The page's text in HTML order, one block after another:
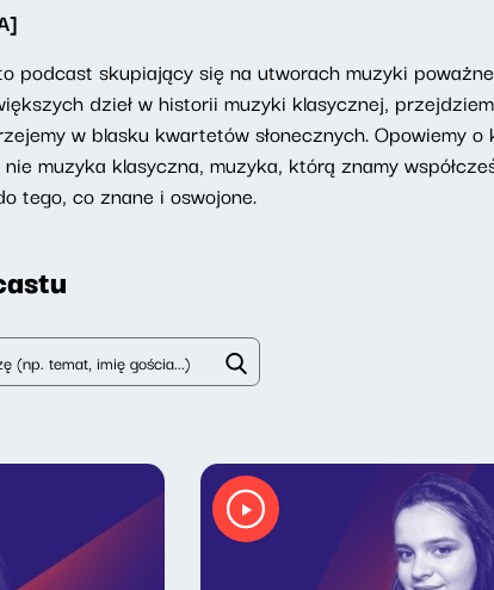
podcast skupiający się na utworach muzyki
dzieł w historii muzyki klasycznej,
w blasku kwartetów słonecznych. Opowiemy
muzyka klasyczna, muzyka, którą znamy
tego, co znane i oswojone.